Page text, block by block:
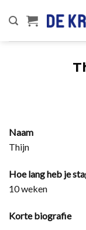
naar
Naam
Thijn
Hoe lang heb je
10 weken
Korte biografie